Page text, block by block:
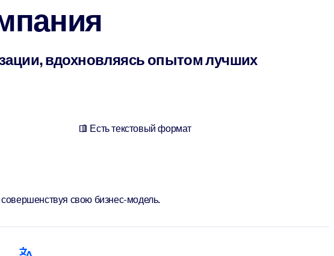
вдохновляясь опытом лучших
Есть текстовый формат
совершенствуя свою бизнес-модель.